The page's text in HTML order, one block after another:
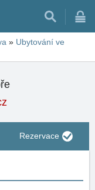
» Ubytování ve
Rezervace